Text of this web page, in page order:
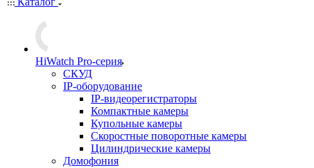
HiWatch Pro-серия
CКУД
IP-оборудование
IP-видеорегистраторы
Компактные камеры
Купольные камеры
Скоростные поворотные камеры
Цилиндрические камеры
Домофония